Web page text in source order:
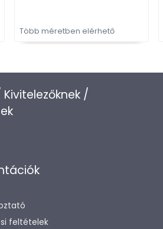
Több méretben elérhető
/
feltételek